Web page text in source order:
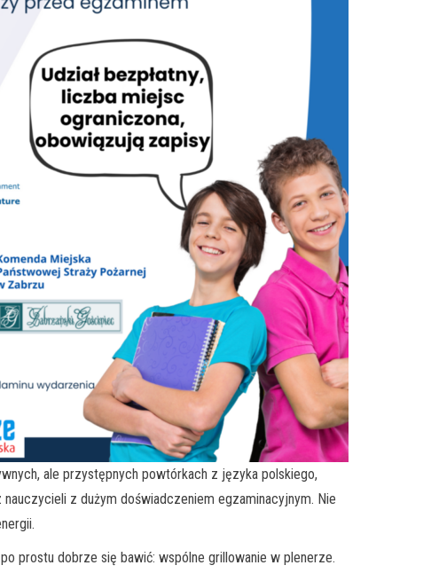
ale przystępnych powtórkach z języka polskiego,
z dużym doświadczeniem egzaminacyjnym. Nie
prostu dobrze się bawić: wspólne grillowanie w plenerze.